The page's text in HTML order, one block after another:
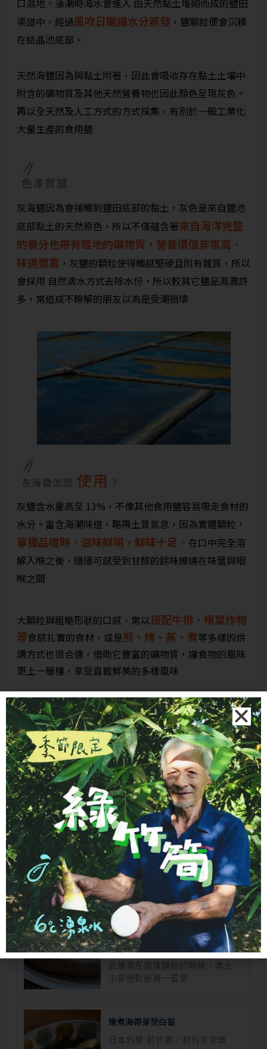
渠道中，經過風吹日曬讓水分蒸發 ，鹽顆粒便會沉積
在結晶池底部。
天然海鹽因為與黏土附著，因此會吸收存在黏土土壤中
附含的礦物質及其他天然營養物也因此顏色呈現灰色。
再以全天然及人工方式的方式採集，有別於一般工業化
大量生產的食用鹽
色澤質感
灰海鹽因為會接觸到鹽田底部的黏土，灰色是來自鹽池
底部黏土的天然原色，所以不僅蘊含著來自海洋完整
的養分也帶有陸地的礦物質，營養價值非常高、
味道豐富 ，灰鹽的顆粒使得觸感堅硬且附有雜質，所以
會採用 自然滴水方式去除水份，所以較其它鹽品濕潤許
多，常造成不瞭解的朋友以為是受潮損壞
灰海鹽怎麼 使用 ?
灰鹽含水量高至 13% ，不像其他食用鹽容易吸走食材的
水分。富含海潮味道，略帶土質氣息，因為實體顆粒，
單獨品嚐時，滋味鮮明，鮮味十足 。 在口中完全溶
解入喉之後，隱隱可感受到甘醇的餘味繚繞在味蕾與咽
喉之間
大顆粒與粗糙形狀的口感，常以搭配牛排、根莖作物
等食感扎實的食材，或是煎、烤、蒸、煮等多樣的烘
調方式也很合適，借助它豐富的礦物質，讓食物的風味
更上一層樓，享受直截鮮美的多樣風味
點我分享：
自製手作披薩
話說市面上很多麵粉都是進口麵
粉，小麥研磨後的有不飽和脂肪
酸，如果不放入一些添加物容易
產生油耗味而且不易保存，尤其
是需要長途跋涉的進口麵粉，因
此勝美在選擇麵粉的時候，本土
小麥絕對是第一首選
燉煮海帶芽茭白筍
日本料理 若竹煮，材料非常單